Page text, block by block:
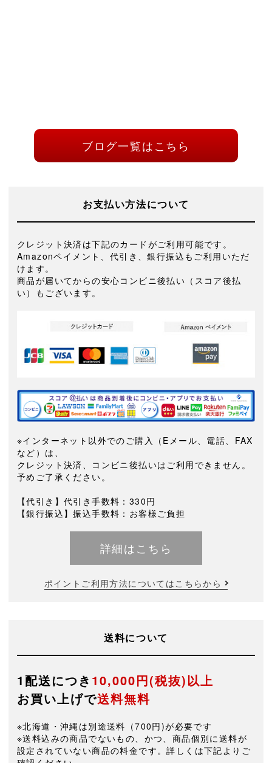
ブログ一覧はこちら
お支払い方法について
クレジット決済は下記のカードがご利用可能です。
Amazonペイメント、代引き、銀行振込もご利用いただ
けます。
商品が届いてからの安心コンビニ後払い（スコア後払
い）もございます。
※インターネット以外でのご購入（Eメール、電話、FAX
など）は、
クレジット決済、コンビニ後払いはご利用できません。
予めご了承ください。
【代引き】代引き手数料：330円
【銀行振込】振込手数料：お客様ご負担
詳細はこちら
ポイントご利用方法についてはこちらから
送料について
1配送につき 10,000円(税抜)以上
お買い上げで送料無料
※北海道・沖縄は別途送料（700円)が必要です
※送料込みの商品でないもの、かつ、商品個別に送料が
設定されていない商品の料金です。詳しくは下記よりご